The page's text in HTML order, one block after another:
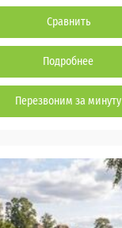
Сравнить
Подробнее
Перезвоним за минуту